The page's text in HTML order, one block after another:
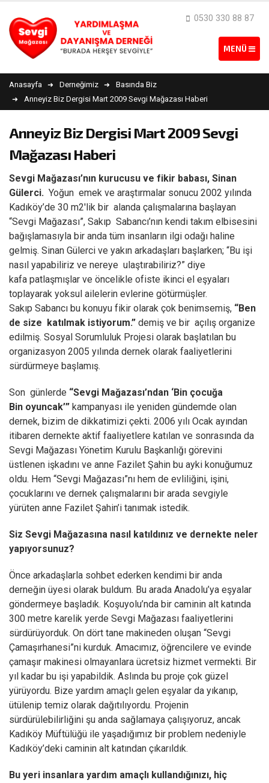
0530 330 88 87
Anasayfa Derneğimiz
Basında Biz
Anneyiz Biz Dergisi Mart 2009 Sevgi Mağazası Haberi
Anneyiz Biz Dergisi Mart 2009 Sevgi
Mağazası Haberi
Sevgi Mağazası’nın kurucusu ve fikir babası, Sinan
Gülerci. Yoğun emek ve araştırmalar sonucu 2002 yılında
Kadıköy’de 30 m2′lik bir alanda çalışmalarına başlayan
“Sevgi Mağazası”, Sakıp Sabancı’nın kendi takım elbisesini
bağışlamasıyla bir anda tüm insanların ilgi odağı haline
gelmiş. Sinan Gülerci ve yakın arkadaşları başlarken; “Bu işi
nasıl yapabiliriz ve nereye ulaştırabiliriz?” diye
kafa patlaşmışlar ve öncelikle ofiste ikinci el eşyaları
toplayarak yoksul ailelerin evlerine götürmüşler.
Sakıp Sabancı bu konuyu fikir olarak çok benimsemiş, “Ben
de size katılmak istiyorum.” demiş ve bir açılış organize
edilmiş. Sosyal Sorumluluk Projesi olarak başlatılan bu
organizasyon 2005 yılında dernek olarak faaliyetlerini
sürdürmeye başlamış.
Son günlerde “Sevgi Mağazası’ndan ‘Bin çocuğa
Bin oyuncak’” kampanyası ile yeniden gündemde olan
dernek, bizim de dikkatimizi çekti. 2006 yılı Ocak ayından
itibaren dernekte aktif faaliyetlere katılan ve sonrasında da
Sevgi Mağazası Yönetim Kurulu Başkanlığı görevini
üstlenen işkadını ve anne Fazilet Şahin bu ayki konuğumuz
oldu. Hem “Sevgi Mağazası”nı hem de evliliğini, işini,
çocuklarını ve dernek çalışmalarını bir arada sevgiyle
yürüten anne Fazilet Şahin’i tanımak istedik.
Siz Sevgi Mağazasına nasıl katıldınız ve dernekte neler
yapıyorsunuz?
Önce arkadaşlarla sohbet ederken kendimi bir anda
derneğin üyesi olarak buldum. Bu arada Anadolu’ya eşyalar
göndermeye başladık. Koşuyolu’nda bir caminin alt katında
300 metre karelik yerde Sevgi Mağazası faaliyetlerini
sürdürüyorduk. On dört tane makineden oluşan “Sevgi
Çamaşırhanesi”ni kurduk. Amacımız, öğrencilere ve evinde
çamaşır makinesi olmayanlara ücretsiz hizmet vermekti. Bir
yıl kadar bu işi yapabildik. Aslında bu proje çok güzel
yürüyordu. Bize yardım amaçlı gelen eşyalar da yıkanıp,
ütülenip temiz olarak dağıtılıyordu. Projenin
sürdürülebilirliğini şu anda sağlamaya çalışıyoruz, ancak
Kadıköy Müftülüğü ile yaşadığımız bir problem nedeniyle
Kadıköy’deki caminin alt katından çıkarıldık.
Bu yeri insanlara yardım amaçlı kullandığınızı, hiç